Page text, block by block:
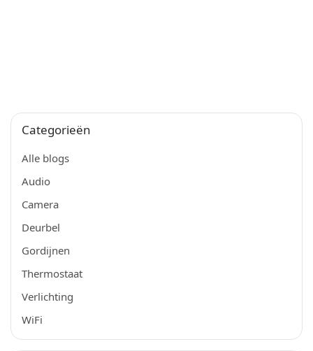
Categorieën
Alle blogs
Audio
Camera
Deurbel
Gordijnen
Thermostaat
Verlichting
WiFi